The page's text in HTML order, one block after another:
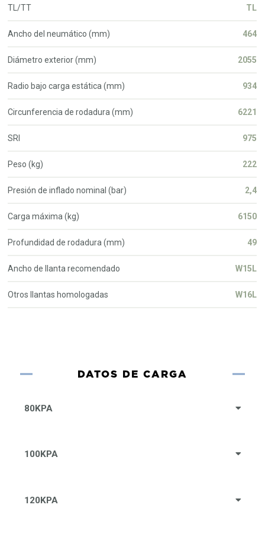
TL/TT TL
Ancho del neumático (mm) 464
Diámetro exterior (mm) 2055
Radio bajo carga estática (mm) 934
Circunferencia de rodadura (mm) 6221
SRI 975
Peso (kg) 222
Presión de inflado nominal (bar) 2,4
Carga máxima (kg) 6150
Profundidad de rodadura (mm) 49
Ancho de llanta recomendado W15L
Otros llantas homologadas W16L
DATOS DE CARGA
80KPA
100KPA
120KPA